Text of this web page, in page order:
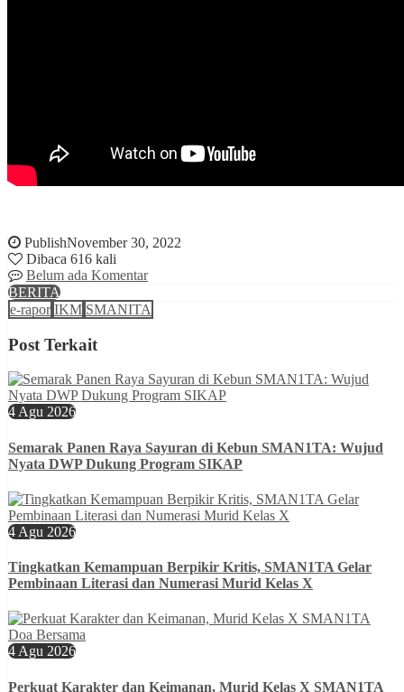
PublishNovember 30, 2022
Dibaca 616 kali
Belum ada Komentar
BERITA
e-rapor IKM SMANITA
Post Terkait
4 Agu 2026
Semarak Panen Raya Sayuran di Kebun SMAN1TA: Wujud
Nyata DWP Dukung Program SIKAP
4 Agu 2026
Tingkatkan Kemampuan Berpikir Kritis, SMAN1TA Gelar
Pembinaan Literasi dan Numerasi Murid Kelas X
4 Agu 2026
Perkuat Karakter dan Keimanan, Murid Kelas X SMAN1TA